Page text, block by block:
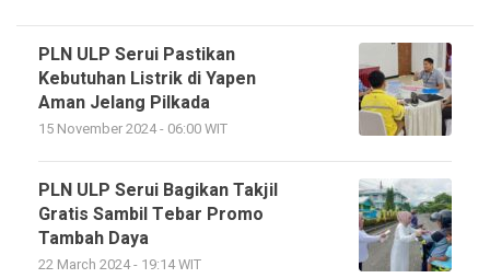
PLN ULP Serui Pastikan
Kebutuhan Listrik di Yapen
Aman Jelang Pilkada
15 November 2024 - 06:00 WIT
PLN ULP Serui Bagikan Takjil
Gratis Sambil Tebar Promo
Tambah Daya
22 March 2024 - 19:14 WIT